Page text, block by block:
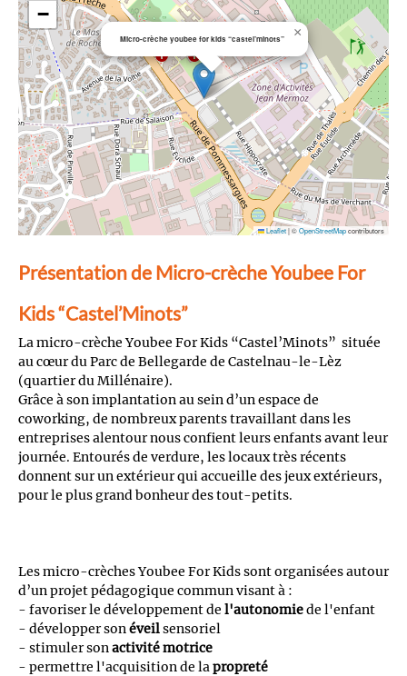
Micro-crèche youbee for kids “castel’minots” ×
−
Leaflet|©OpenStreetMapcontributors
Présentation de Micro-crèche Youbee For
Kids “Castel’Minots”
La micro-crèche Youbee For Kids “Castel’Minots” située
au cœur du Parc de Bellegarde de Castelnau-le-Lèz
(quartier du Millénaire).
Grâce à son implantation au sein d’un espace de
coworking, de nombreux parents travaillant dans les
entreprises alentour nous confient leurs enfants avant leur
journée. Entourés de verdure, les locaux très récents
donnent sur un extérieur qui accueille des jeux extérieurs,
pour le plus grand bonheur des tout-petits.
Les micro-crèches Youbee For Kids sont organisées autour
d’un projet pédagogique commun visant à :
- favoriser le développement de l'autonomiede l'enfant
- développer sonéveilsensoriel
- stimuler sonactivité motrice
- permettre l'acquisition de lapropreté